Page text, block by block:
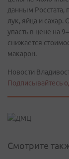
данным Росстата,
лук, яйца и сахар.
упасть в цене на
снижается
макарон.
Новости
Подписывайтесь
Смотрите